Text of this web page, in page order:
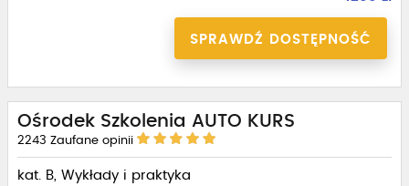
SPRAWDŹ DOSTĘPNOŚĆ
Ośrodek Szkolenia AUTO KURS
2243 Zaufane opinii
kat. B, Wykłady i praktyka